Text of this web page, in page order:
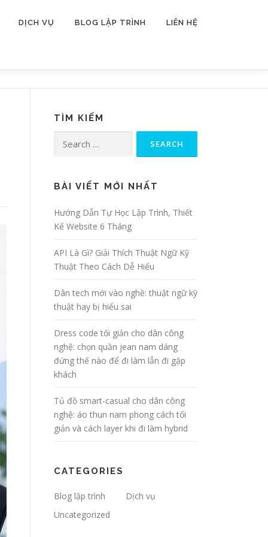
DỊCH VỤ BLOG LẬP TRÌNH LIÊN HỆ
TÌM KIẾM
Search for:
BÀI VIẾT MỚI NHẤT
Hướng Dẫn Tự Học Lập Trình, Thiết
Kế Website 6 Tháng
API Là Gì? Giải Thích Thuật Ngữ Kỹ
Thuật Theo Cách Dễ Hiểu
Dân tech mới vào nghề: thuật ngữ kỹ
thuật hay bị hiểu sai
Dress code tối giản cho dân công
nghệ: chọn quần jean nam dáng
đứng thế nào để đi làm lẫn đi gặp
khách
Tủ đồ smart-casual cho dân công
nghệ: áo thun nam phong cách tối
giản và cách layer khi đi làm hybrid
CATEGORIES
Blog lập trình
Dịch vụ
Uncategorized